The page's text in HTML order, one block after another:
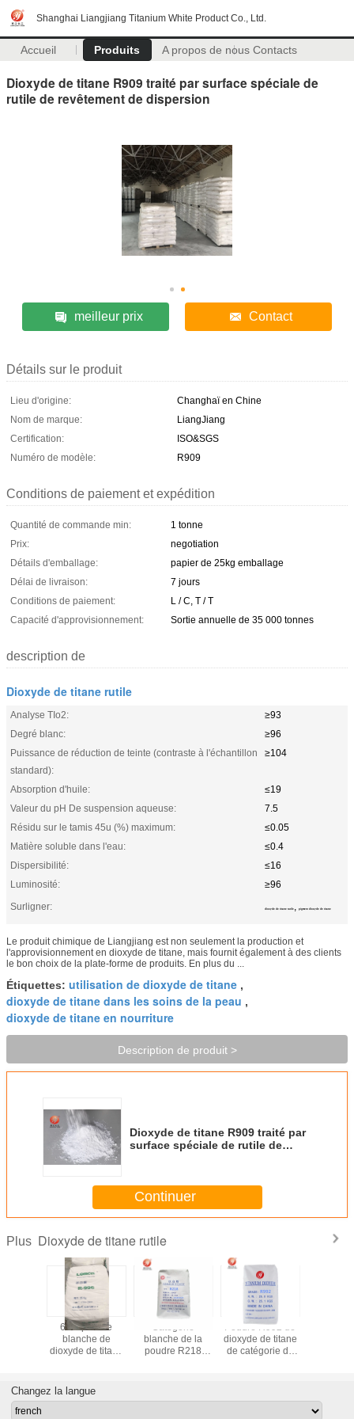
Shanghai Liangjiang Titanium White Product Co., Ltd.
Accueil Produits A propos de nous Contacts
Dioxyde de titane R909 traité par surface spéciale de
rutile de revêtement de dispersion
meilleur prix Contact
Détails sur le produit
Lieu d'origine:
Changhaï en Chine
Nom de marque:
LiangJiang
Certification:
ISO&SGS
Numéro de modèle:
R909
Conditions de paiement et expédition
Quantité de commande min:
1 tonne
Prix:
negotiation
Détails d'emballage:
papier de 25kg emballage
Délai de livraison:
7 jours
Conditions de paiement:
L / C, T / T
Capacité d'approvisionnement:
Sortie annuelle de 35 000 tonnes
description de
Dioxyde de titane rutile
Analyse TIo2:
≥93
Degré blanc:
≥96
Puissance de réduction de teinte (contraste à l'échantillon
standard):
≥104
Absorption d'huile:
≤19
Valeur du pH De suspension aqueuse:
7.5
Résidu sur le tamis 45u (%) maximum:
≤0.05
Matière soluble dans l'eau:
≤0.4
Dispersibilité:
≤16
Luminosité:
≥96
Surligner:
dioxyde de titane rutile , pigment dioxyde de titane
Le produit chimique de Liangjiang est non seulement la production et
l'approvisionnement en dioxyde de titane, mais fournit également à des clients
le bon choix de la plate-forme de produits. En plus du ...
Étiquettes: utilisation de dioxyde de titane ,
dioxyde de titane dans les soins de la peau ,
dioxyde de titane en nourriture
Description de produit >
Dioxyde de titane R909 traité par
surface spéciale de rutile de
Continuer
Plus Dioxyde de titane rutile
du
Cm3
6.5 - poudre
blanche de
dioxyde de titane
couche de
peinture
Catégorie
blanche de la
poudre R218
pureté d'acide
Poudre R992 de
dioxyde de titane
de catégorie de
plastique de
Changez la langue